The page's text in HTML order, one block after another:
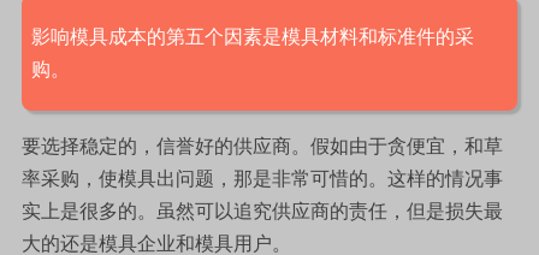
影响模具成本的第五个因素是模具材料和标准件的采
购。
要选择稳定的，信誉好的供应商。假如由于贪便宜，和草
率采购，使模具出问题，那是非常可惜的。这样的情况事
实上是很多的。虽然可以追究供应商的责任，但是损失最
大的还是模具企业和模具用户。